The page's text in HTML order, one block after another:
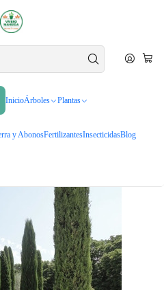
InicioÁrboles Plantas
y AbonosFertilizantesInsecticidasBlog
EN TU PRIMERA COMPRA USANDO
2 M En Macetero